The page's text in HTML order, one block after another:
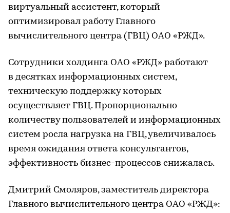
виртуальный ассистент, который
оптимизировал работу Главного
вычислительного центра (ГВЦ) ОАО «РЖД».
Сотрудники холдинга ОАО «РЖД» работают
в десятках информационных систем,
техническую поддержку которых
осуществляет ГВЦ. Пропорционально
количеству пользователей и информационных
систем росла нагрузка на ГВЦ, увеличивалось
время ожидания ответа консультантов,
эффективность бизнес-процессов снижалась.
Дмитрий Смоляров, заместитель директора
Главного вычислительного центра ОАО «РЖД»: